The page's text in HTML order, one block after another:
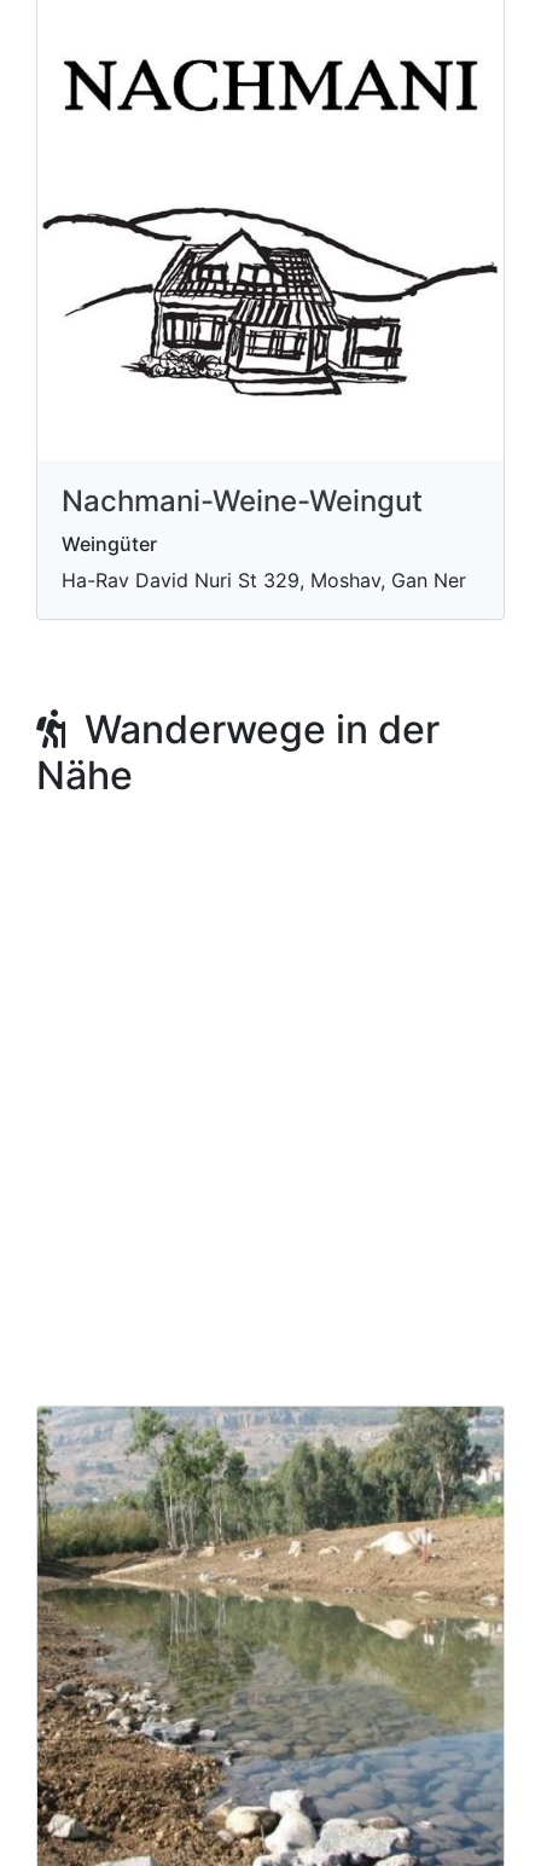
Nachmani-Weine-Weingut
Weingüter
Ha-Rav David Nuri St 329, Moshav, Gan Ner
Wanderwege in der
Nähe